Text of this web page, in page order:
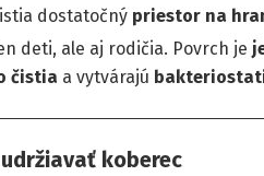
dostatočný priestor na
deti, ale aj rodičia. Povrch je
čistia a vytvárajú
koberec